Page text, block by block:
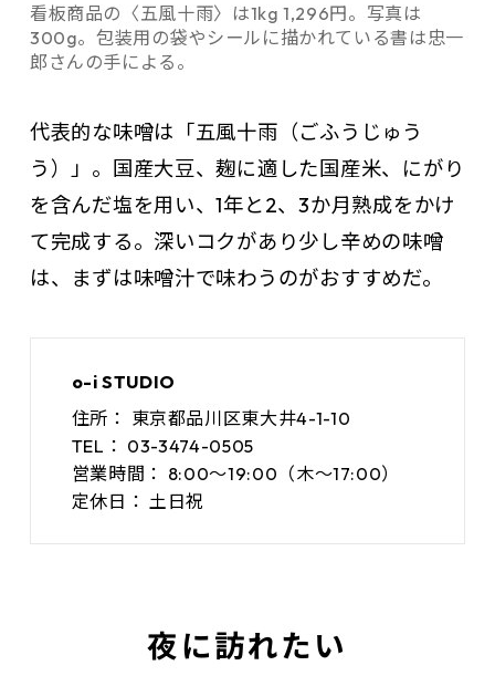
看板商品の〈五風十雨〉は1kg 1,296円。写真は
300g。包装用の袋やシールに描かれている書は忠一
郎さんの手による。
代表的な味噌は「五風十雨（ごふうじゅう
う）」。国産大豆、麹に適した国産米、にがり
を含んだ塩を用い、1年と2、3か月熟成をかけ
て完成する。深いコクがあり少し辛めの味噌
は、まずは味噌汁で味わうのがおすすめだ。
o-i STUDIO
住所： 東京都品川区東大井4-1-10
TEL： 03-3474-0505
営業時間： 8:00～19:00（木〜17:00）
定休日： 土日祝
夜に訪れたい